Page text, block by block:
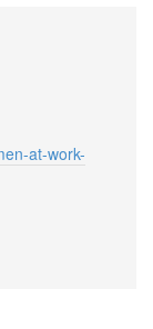
at-work-